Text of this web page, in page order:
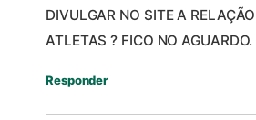
DIVULGAR NO SITE A
ATLETAS ? FICO NO AGUARDO.
Responder